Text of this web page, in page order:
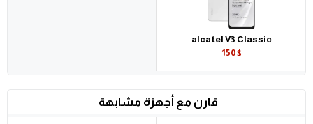
alcatel V3 Classic
150$
قارن مع أجهزة مشابهة